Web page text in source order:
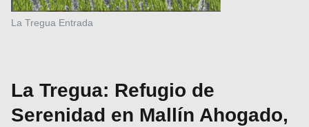
La Tregua Entrada
La Tregua: Refugio de
Serenidad en Mallín Ahogado,